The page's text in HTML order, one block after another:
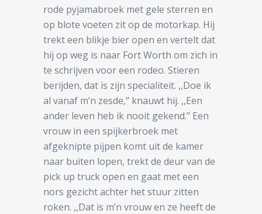
rode pyjamabroek met gele sterren en
op blote voeten zit op de motorkap. Hij
trekt een blikje bier open en vertelt dat
hij op weg is naar Fort Worth om zich in
te schrijven voor een rodeo. Stieren
berijden, dat is zijn specialiteit. ,,Doe ik
al vanaf m’n zesde,’’ knauwt hij. ,,Een
ander leven heb ik nooit gekend.’’ Een
vrouw in een spijkerbroek met
afgeknipte pijpen komt uit de kamer
naar buiten lopen, trekt de deur van de
pick up truck open en gaat met een
nors gezicht achter het stuur zitten
roken. ,,Dat is m’n vrouw en ze heeft de